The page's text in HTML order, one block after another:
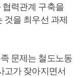
력관계 구축을
을 최우선 과제
문제는 철도노동
고가 잦아지면서